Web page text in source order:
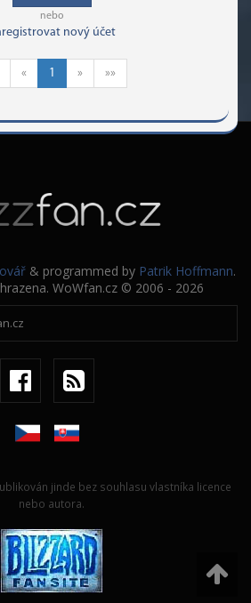
nebo
nový účet
« 1 » »»
& programmed by Patrik Hoffmann.
WoWfan.cz © 2006 - 2026
jinde bez souhlasu vlastníka licence
nebo autora.